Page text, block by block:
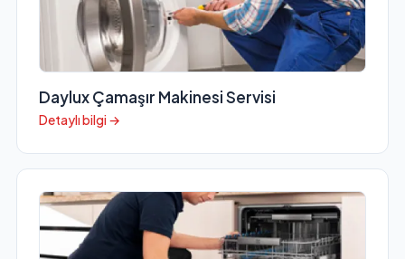
Daylux Çamaşır Makinesi Servisi
Detaylı bilgi →